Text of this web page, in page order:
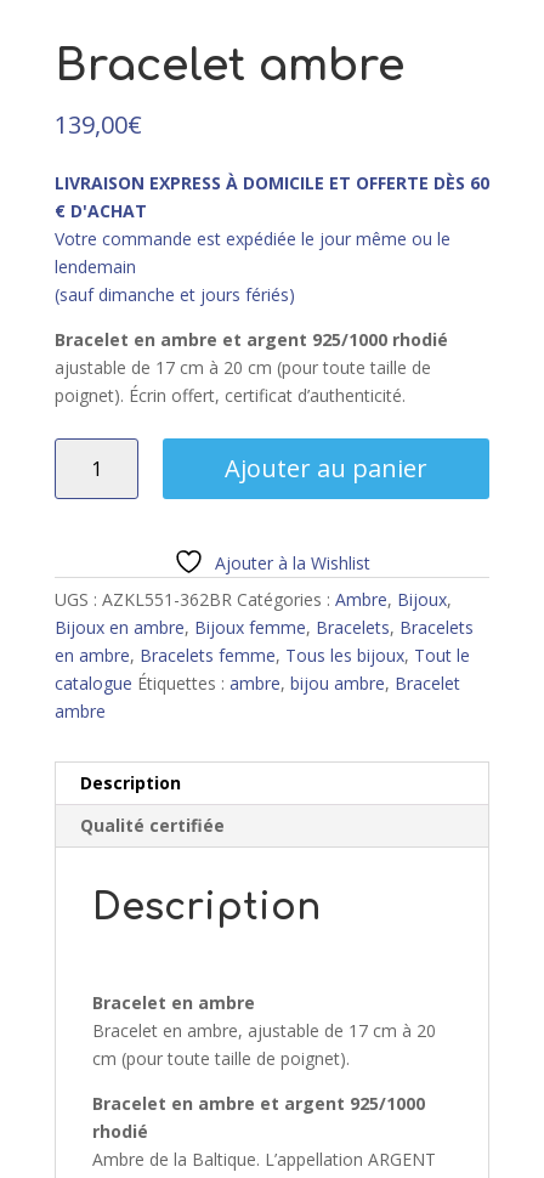
Bracelet ambre
139,00€
LIVRAISON EXPRESS À DOMICILE ET OFFERTE DÈS 60
€ D'ACHAT
Votre commande est expédiée le jour même ou le
lendemain
(sauf dimanche et jours fériés)
Bracelet en ambre et argent 925/1000 rhodié
ajustable de 17 cm à 20 cm (pour toute taille de
poignet). Écrin offert, certificat d’authenticité.
Ajouter au panier
Ajouter à la Wishlist
UGS : AZKL551-362BR Catégories : Ambre, Bijoux,
Bijoux en ambre, Bijoux femme, Bracelets, Bracelets
en ambre, Bracelets femme, Tous les bijoux, Tout le
catalogue Étiquettes : ambre, bijou ambre, Bracelet
ambre
Description
Qualité certifiée
Description
Bracelet en ambre
Bracelet en ambre, ajustable de 17 cm à 20
cm (pour toute taille de poignet).
Bracelet en ambre et argent 925/1000
rhodié
Ambre de la Baltique. L’appellation ARGENT